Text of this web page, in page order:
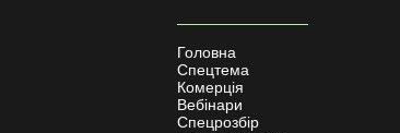
Головна
Спецтема
Комерція
Вебінари
Спецрозбір